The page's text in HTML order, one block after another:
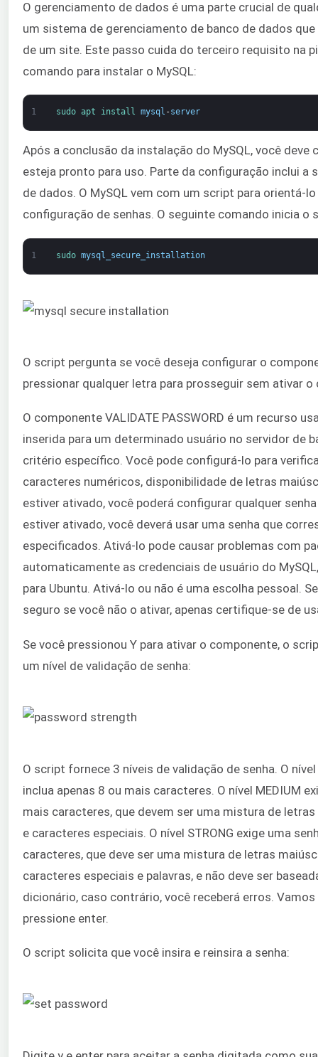
O gerenciamento de dados é uma parte crucial de
um sistema de gerenciamento de banco de dados
de um site. Este passo cuida do terceiro requisito na
comando para instalar o MySQL:
1 sudo apt install mysql -server
Após a conclusão da instalação do MySQL, você deve
esteja pronto para uso. Parte da configuração inclui a
de dados. O MySQL vem com um script para orientá-
configuração de senhas. O seguinte comando inicia o
1 sudo mysql_secure_installation
O script pergunta se você deseja configurar o
pressionar qualquer letra para prosseguir sem ativar o
O componente VALIDATE PASSWORD é um recurso
inserida para um determinado usuário no servidor de
critério específico. Você pode configurá-lo para
caracteres numéricos, disponibilidade de letras
estiver ativado, você poderá configurar qualquer
estiver ativado, você deverá usar uma senha que
especificados. Ativá-lo pode causar problemas com
automaticamente as credenciais de usuário do
para Ubuntu. Ativá-lo ou não é uma escolha pessoal.
seguro se você não o ativar, apenas certifique-se de
Se você pressionou Y para ativar o componente, o
um nível de validação de senha:
O script fornece 3 níveis de validação de senha. O
inclua apenas 8 ou mais caracteres. O nível MEDIUM
mais caracteres, que devem ser uma mistura de
e caracteres especiais. O nível STRONG exige uma
caracteres, que deve ser uma mistura de letras
caracteres especiais e palavras, e não deve ser
dicionário, caso contrário, você receberá erros.
pressione enter.
O script solicita que você insira e reinsira a senha: